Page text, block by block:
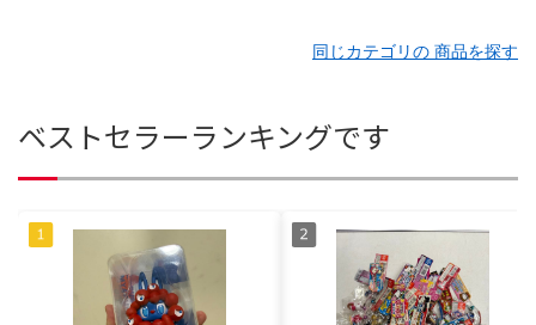
同じカテゴリの 商品を探す
ベストセラーランキングです